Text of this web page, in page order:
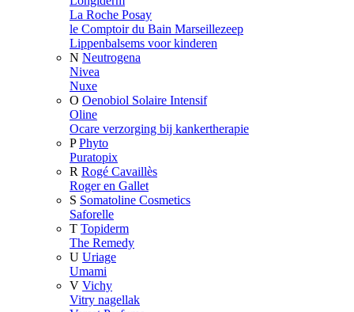
La Roche Posay
le Comptoir du Bain Marseillezeep
Lippenbalsems voor kinderen
N Neutrogena
Nivea
Nuxe
O Oenobiol Solaire Intensif
Oline
Ocare verzorging bij kankertherapie
P Phyto
Puratopix
R Rogé Cavaillès
Roger en Gallet
S Somatoline Cosmetics
Saforelle
T Topiderm
The Remedy
U Uriage
Umami
V Vichy
Vitry nagellak